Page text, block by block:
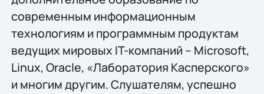
современным информационным
технологиям и программным продуктам
ведущих мировых IT-компаний – Microsoft,
Linux, Oracle, «Лаборатория Касперского»
и многим другим. Слушателям, успешно